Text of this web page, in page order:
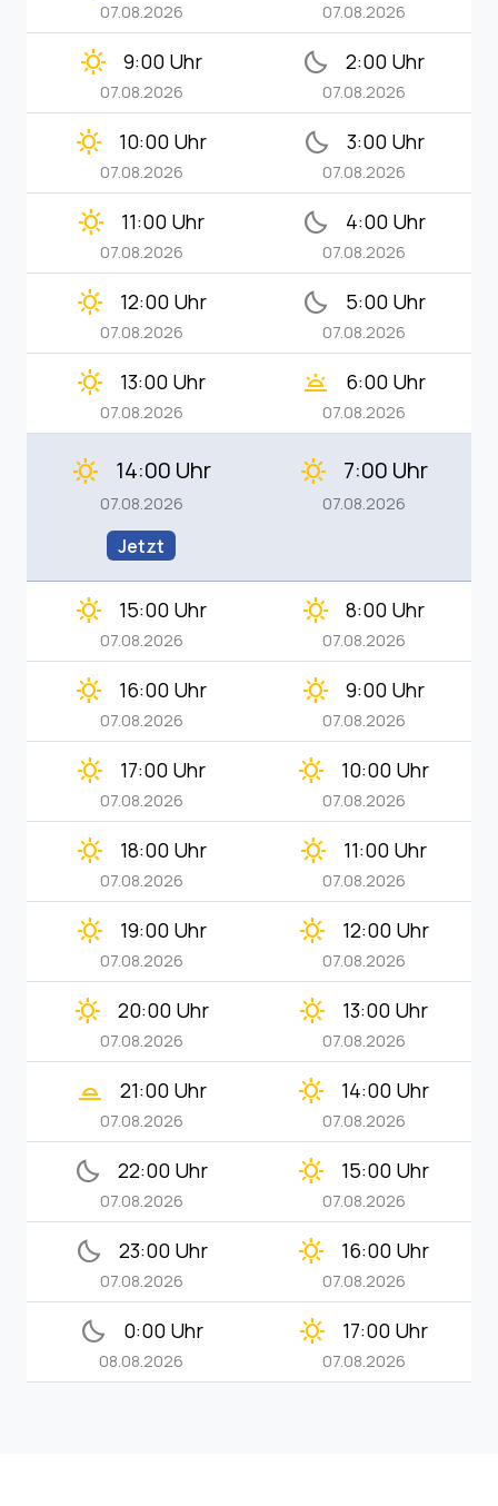
07.08.2026 07.08.2026
clear_day 9:00 Uhr
07.08.2026
bedtime 2:00 Uhr
07.08.2026
clear_day 10:00 Uhr
07.08.2026
bedtime 3:00 Uhr
07.08.2026
clear_day 11:00 Uhr
07.08.2026
bedtime 4:00 Uhr
07.08.2026
clear_day 12:00 Uhr
07.08.2026
bedtime 5:00 Uhr
07.08.2026
clear_day 13:00 Uhr
07.08.2026
wb_twilight 6:00 Uhr
07.08.2026
clear_day 14:00 Uhr
07.08.2026
Jetzt
clear_day 7:00 Uhr
07.08.2026
clear_day 15:00 Uhr
07.08.2026
clear_day 8:00 Uhr
07.08.2026
clear_day 16:00 Uhr
07.08.2026
clear_day 9:00 Uhr
07.08.2026
clear_day 17:00 Uhr
07.08.2026
clear_day 10:00 Uhr
07.08.2026
clear_day 18:00 Uhr
07.08.2026
clear_day 11:00 Uhr
07.08.2026
clear_day 19:00 Uhr
07.08.2026
clear_day 12:00 Uhr
07.08.2026
clear_day 20:00 Uhr
07.08.2026
clear_day 13:00 Uhr
07.08.2026
wb_twilight_2 21:00 Uhr
07.08.2026
clear_day 14:00 Uhr
07.08.2026
bedtime 22:00 Uhr
07.08.2026
clear_day 15:00 Uhr
07.08.2026
bedtime 23:00 Uhr
07.08.2026
clear_day 16:00 Uhr
07.08.2026
bedtime 0:00 Uhr
08.08.2026
clear_day 17:00 Uhr
07.08.2026